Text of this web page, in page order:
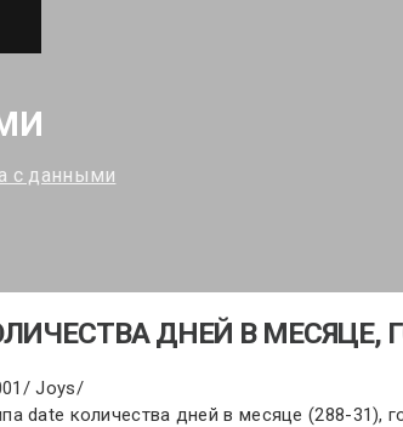
с данными
ДНЕЙ В МЕСЯЦЕ,
/ Joys/
date количества дней в месяце (288-31),